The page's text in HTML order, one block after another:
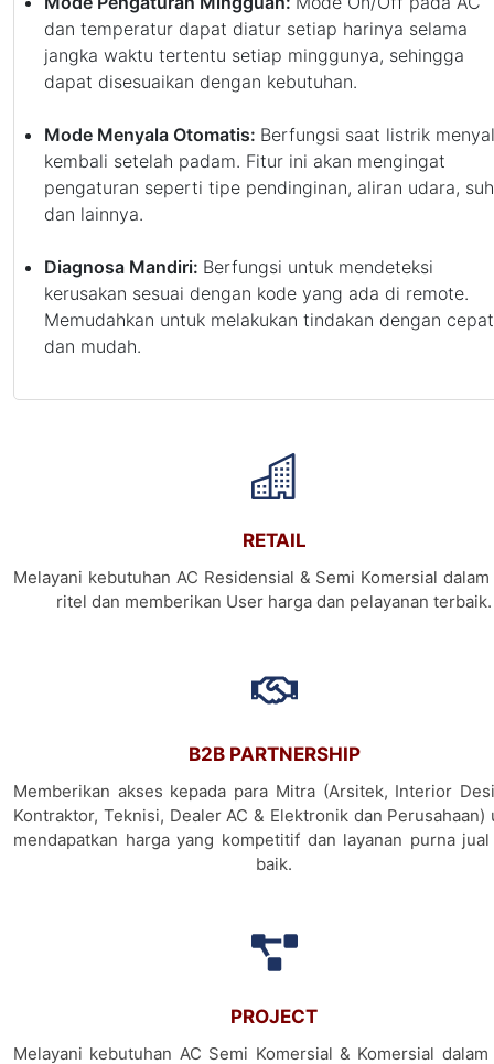
dan temperatur dapat diatur setiap harinya selama
jangka waktu tertentu setiap minggunya, sehingga
dapat disesuaikan dengan kebutuhan.
Mode Menyala Otomatis: Berfungsi saat listrik
kembali setelah padam. Fitur ini akan mengingat
pengaturan seperti tipe pendinginan, aliran udara,
dan lainnya.
Diagnosa Mandiri: Berfungsi untuk mendeteksi
kerusakan sesuai dengan kode yang ada di remote.
Memudahkan untuk melakukan tindakan dengan cepat
dan mudah.
RETAIL
Melayani kebutuhan AC Residensial & Semi Komersial dalam
ritel dan memberikan User harga dan pelayanan terbaik.
B2B PARTNERSHIP
Memberikan akses kepada para Mitra (Arsitek, Interior
Kontraktor, Teknisi, Dealer AC & Elektronik dan Perusahaan)
mendapatkan harga yang kompetitif dan layanan purna
baik.
PROJECT
Melayani kebutuhan AC Semi Komersial & Komersial dalam